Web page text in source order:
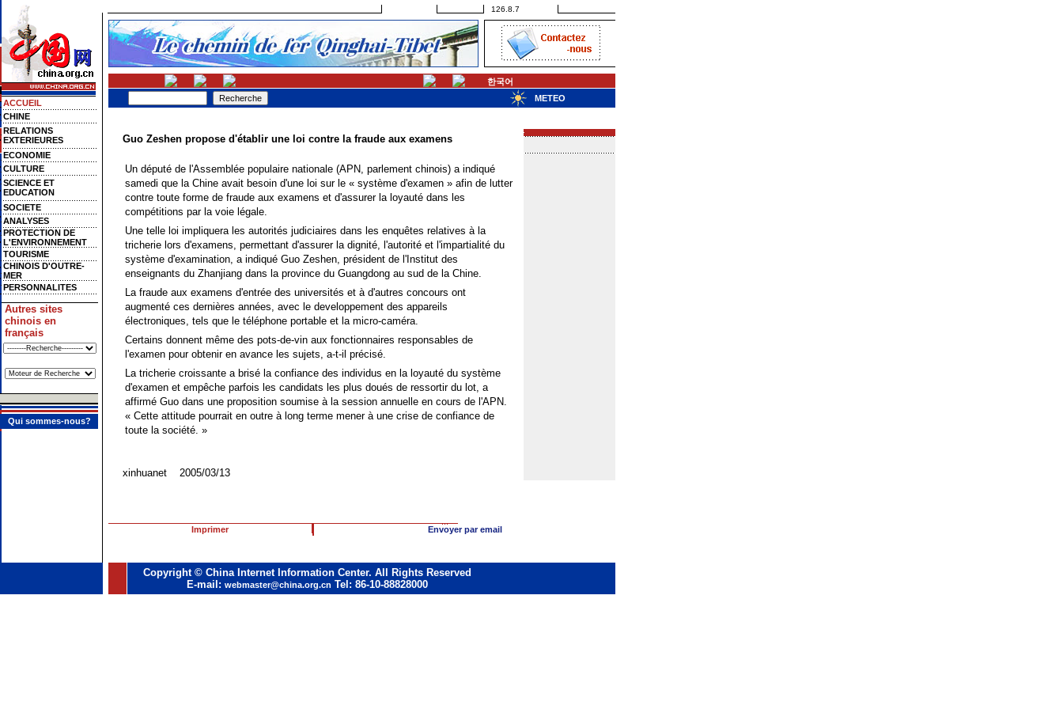
126.8.7
ACCUEIL
CHINE
RELATIONS
EXTERIEURES
ECONOMIE
CULTURE
SCIENCE ET
EDUCATION
SOCIETE
ANALYSES
PROTECTION DE
L'ENVIRONNEMENT
TOURISME
CHINOIS D'OUTRE-
MER
PERSONNALITES
Autres sites
chinois en
français
Qui sommes-nous?
한국어
METEO
Guo Zeshen propose d'établir une loi contre la fraude aux examens
Un député de l'Assemblée populaire nationale (APN, parlement chinois) a indiqué
samedi que la Chine avait besoin d'une loi sur le « système d'examen » afin de lutter
contre toute forme de fraude aux examens et d'assurer la loyauté dans les
compétitions par la voie légale.
Une telle loi impliquera les autorités judiciaires dans les enquêtes relatives à la
tricherie lors d'examens, permettant d'assurer la dignité, l'autorité et l'impartialité du
système d'examination, a indiqué Guo Zeshen, président de l'Institut des
enseignants du Zhanjiang dans la province du Guangdong au sud de la Chine.
La fraude aux examens d'entrée des universités et à d'autres concours ont
augmenté ces dernières années, avec le developpement des appareils
électroniques, tels que le téléphone portable et la micro-caméra.
Certains donnent même des pots-de-vin aux fonctionnaires responsables de
l'examen pour obtenir en avance les sujets, a-t-il précisé.
La tricherie croissante a brisé la confiance des individus en la loyauté du système
d'examen et empêche parfois les candidats les plus doués de ressortir du lot, a
affirmé Guo dans une proposition soumise à la session annuelle en cours de l'APN.
« Cette attitude pourrait en outre à long terme mener à une crise de confiance de
toute la société. »
xinhuanet 2005/03/13
Imprimer Envoyer par email
Copyright © China Internet Information Center. All Rights Reserved
E-mail: webmaster@china.org.cn Tel: 86-10-88828000